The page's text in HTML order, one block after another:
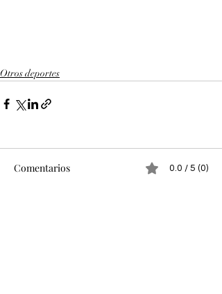
Otros deportes
Comentarios 0.0 / 5 (0)